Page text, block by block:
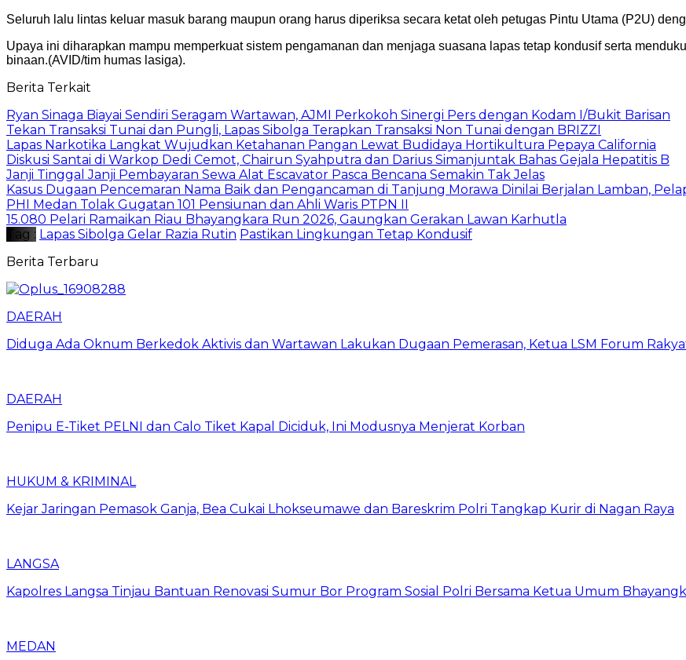
Seluruh lalu lintas keluar masuk barang maupun orang harus diperiksa secara ketat oleh petugas Pintu Utama (P2U)
Upaya ini diharapkan mampu memperkuat sistem pengamanan dan menjaga suasana lapas tetap kondusif serta
binaan.(AVID/tim humas lasiga).
Berita Terkait
Ryan Sinaga Biayai Sendiri Seragam Wartawan, AJMI Perkokoh Sinergi Pers dengan Kodam I/Bukit Barisan
Tekan Transaksi Tunai dan Pungli, Lapas Sibolga Terapkan Transaksi Non Tunai dengan BRIZZI
Lapas Narkotika Langkat Wujudkan Ketahanan Pangan Lewat Budidaya Hortikultura Pepaya California
Diskusi Santai di Warkop Dedi Cemot, Chairun Syahputra dan Darius Simanjuntak Bahas Gejala Hepatitis B
Janji Tinggal Janji Pembayaran Sewa Alat Escavator Pasca Bencana Semakin Tak Jelas
Kasus Dugaan Pencemaran Nama Baik dan Pengancaman di Tanjung Morawa Dinilai Berjalan Lamban,
PHI Medan Tolak Gugatan 101 Pensiunan dan Ahli Waris PTPN II
15.080 Pelari Ramaikan Riau Bhayangkara Run 2026, Gaungkan Gerakan Lawan Karhutla
Tag : Lapas Sibolga Gelar Razia Rutin Pastikan Lingkungan Tetap Kondusif
Berita Terbaru
DAERAH
Diduga Ada Oknum Berkedok Aktivis dan Wartawan Lakukan Dugaan Pemerasan, Ketua LSM Forum
DAERAH
Penipu E-Tiket PELNI dan Calo Tiket Kapal Diciduk, Ini Modusnya Menjerat Korban
HUKUM & KRIMINAL
Kejar Jaringan Pemasok Ganja, Bea Cukai Lhokseumawe dan Bareskrim Polri Tangkap Kurir di Nagan Raya
LANGSA
Kapolres Langsa Tinjau Bantuan Renovasi Sumur Bor Program Sosial Polri Bersama Ketua Umum
MEDAN